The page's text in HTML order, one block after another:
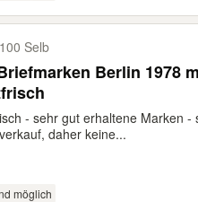
Selb
Berlin 1978
- sehr gut erhaltene Marken -
daher keine...
möglich